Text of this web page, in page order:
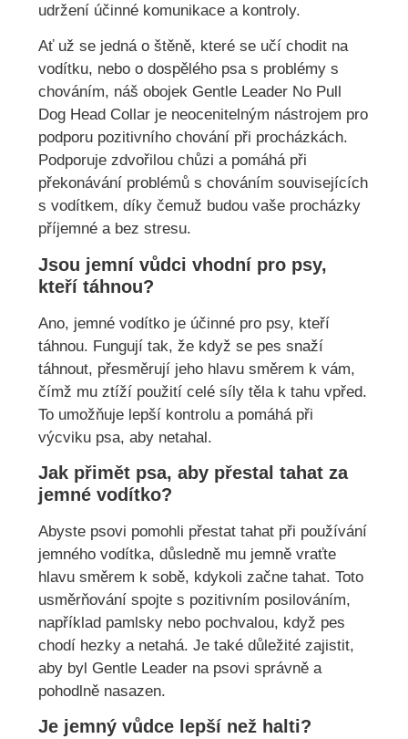
udržení účinné komunikace a kontroly.
Ať už se jedná o štěně, které se učí chodit na
vodítku, nebo o dospělého psa s problémy s
chováním, náš obojek Gentle Leader No Pull
Dog Head Collar je neocenitelným nástrojem pro
podporu pozitivního chování při procházkách.
Podporuje zdvořilou chůzi a pomáhá při
překonávání problémů s chováním souvisejících
s vodítkem, díky čemuž budou vaše procházky
příjemné a bez stresu.
Jsou jemní vůdci vhodní pro psy,
kteří táhnou?
Ano, jemné vodítko je účinné pro psy, kteří
táhnou. Fungují tak, že když se pes snaží
táhnout, přesměrují jeho hlavu směrem k vám,
čímž mu ztíží použití celé síly těla k tahu vpřed.
To umožňuje lepší kontrolu a pomáhá při
výcviku psa, aby netahal.
Jak přimět psa, aby přestal tahat za
jemné vodítko?
Abyste psovi pomohli přestat tahat při používání
jemného vodítka, důsledně mu jemně vraťte
hlavu směrem k sobě, kdykoli začne tahat. Toto
usměrňování spojte s pozitivním posilováním,
například pamlsky nebo pochvalou, když pes
chodí hezky a netahá. Je také důležité zajistit,
aby byl Gentle Leader na psovi správně a
pohodlně nasazen.
Je jemný vůdce lepší než halti?